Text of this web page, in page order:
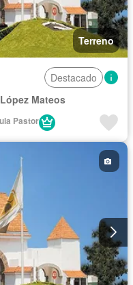
Terreno
Destacado
Mateos
Pastor